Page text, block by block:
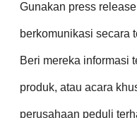
Gunakan press
berkomunikasi secara
Beri mereka informasi
produk, atau acara
perusahaan peduli